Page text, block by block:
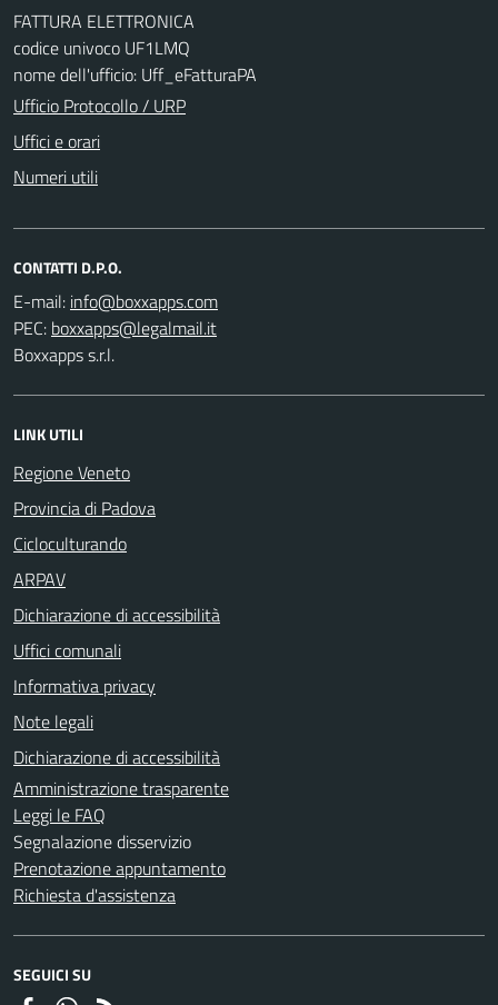
FATTURA ELETTRONICA
codice univoco UF1LMQ
nome dell'ufficio: Uff_eFatturaPA
Ufficio Protocollo / URP
Uffici e orari
Numeri utili
CONTATTI D.P.O.
E-mail:
PEC:
Boxxapps s.r.l.
LINK UTILI
Regione Veneto
Provincia di Padova
Cicloculturando
ARPAV
Dichiarazione di accessibilità
Uffici comunali
Informativa privacy
Note legali
Dichiarazione di accessibilità
Amministrazione trasparente
Leggi le FAQ
Segnalazione disservizio
Prenotazione appuntamento
Richiesta d'assistenza
SEGUICI SU